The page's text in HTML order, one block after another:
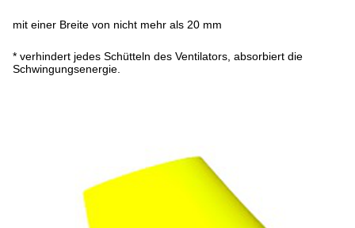
mit einer Breite von nicht mehr als 20 mm
* verhindert jedes Schütteln des Ventilators, absorbiert die
Schwingungsenergie.